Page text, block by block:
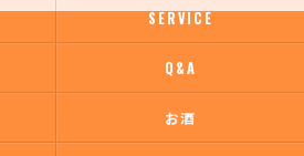
SERVICE
Q&A
お酒